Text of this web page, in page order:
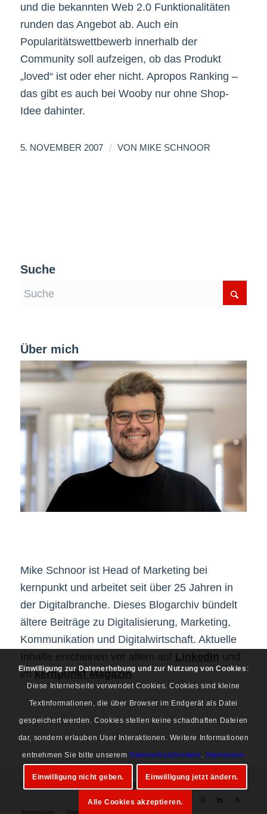
und die bekannten Web 2.0 Funktionalitäten
runden das Angebot ab. Auch ein
Popularitätswettbewerb innerhalb der
Community soll aufzeigen, ob das Produkt
„loved“ ist oder eher nicht. Apropos Ranking –
das gibt es auch bei Wooby nur ohne Shop-
Idee dahinter.
5. NOVEMBER 2007 / VON MIKE SCHNOOR
Suche
Über mich
Mike Schnoor ist Head of Marketing bei
kernpunkt und arbeitet seit über 25 Jahren in
der Digitalbranche. Dieses Blogarchiv bündelt
ältere Beiträge zu Digitalisierung, Marketing,
Kommunikation und Digitalwirtschaft. Aktuelle
Inhalte erscheinen vor allem auf LinkedIn und
imkernpunkt Magazin.
© Copyright 1997-2026 Mike Schnoor. Alle Rechte vorbehalten.
Impressum Datenschutz
Einwilligung zur Datenerhebung und zur Nutzung von Cookies :
Diese Internetseite verwendet Cookies. Cookies sind kleine
Textinformationen, die über Browser im Endgerät als Datei
gespeichert werden. Cookies stellen keine schadhaften Dateien
dar, sondern erlauben User Interaktionen. Weitere Informationen
entnehmen Sie bitte unserem Datenschutzhinweis. Impressum
Einwilligung nicht geben. Einwilligung jetzt ändern.
Alle Cookies akzeptieren.